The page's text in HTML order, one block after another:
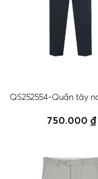
QS252554-Quần tây
750.000 ₫